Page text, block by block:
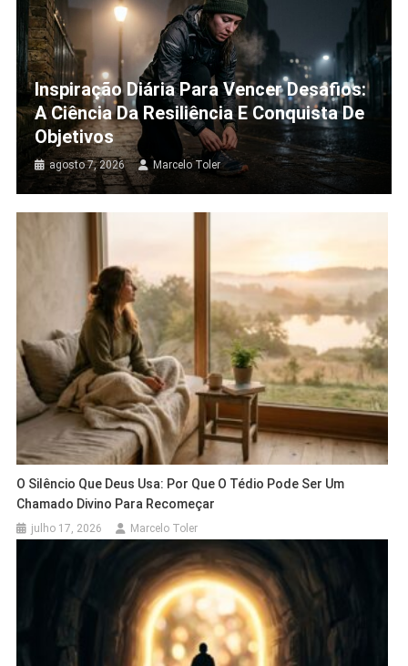
Inspiração Diária Para Vencer Desafios:
A Ciência Da Resiliência E Conquista De
Objetivos
agosto 7, 2026 Marcelo Toler
O Silêncio Que Deus Usa: Por Que O Tédio Pode Ser Um
Chamado Divino Para Recomeçar
julho 17, 2026 Marcelo Toler